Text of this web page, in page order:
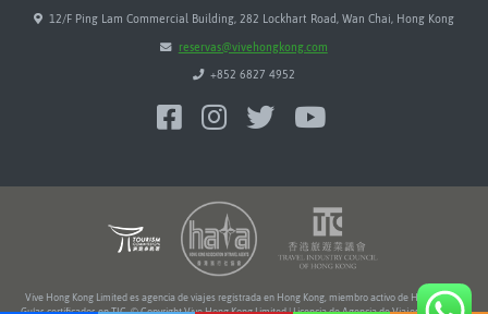
12/F Ping Lam Commercial Building, 282 Lockhart Road, Wan Chai, Hong Kong
reservas@vivehongkong.com
+852 6827 4952
Vive Hong Kong Limited es agencia de viajes registrada en Hong Kong, miembro activo de HATA y TIC.